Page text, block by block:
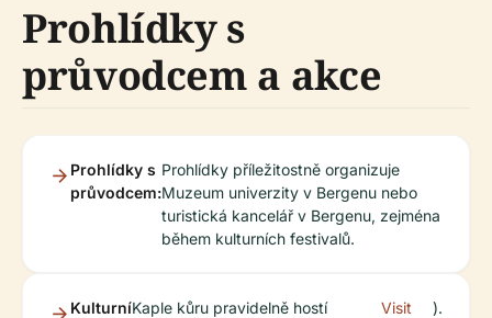
Prohlídky s
průvodcem a akce
Prohlídky s
průvodcem:
Prohlídky příležitostně organizuje
Muzeum univerzity v Bergenu nebo
turistická kancelář v Bergenu, zejména
během kulturních festivalů.
KulturníKaple kůru pravidelně hostí
Visit
).